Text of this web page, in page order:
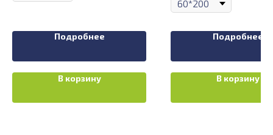
Подробнее
В корзину
Подробнее
В корзину